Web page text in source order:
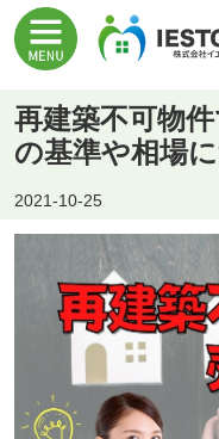
再建築不可物
の基準や相場
2021-10-25